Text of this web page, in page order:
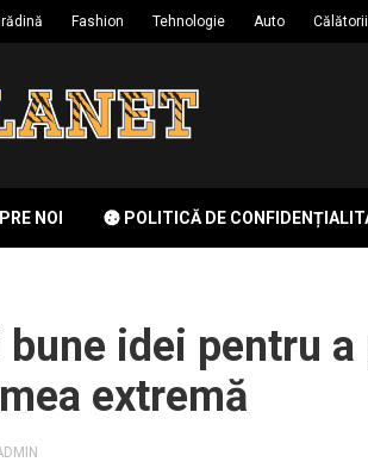
Fashion Tehnologie Auto Călătorii
NOI POLITICĂ DE
bune idei pentru
extremă